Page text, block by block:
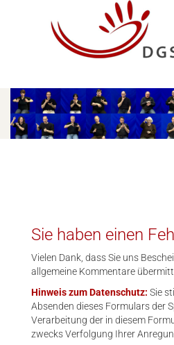
Sie haben einen
Vielen Dank, dass Sie uns
allgemeine Kommentare
Hinweis zum Datenschutz: Sie
Absenden dieses Formulars der
Verarbeitung der in diesem
zwecks Verfolgung Ihrer